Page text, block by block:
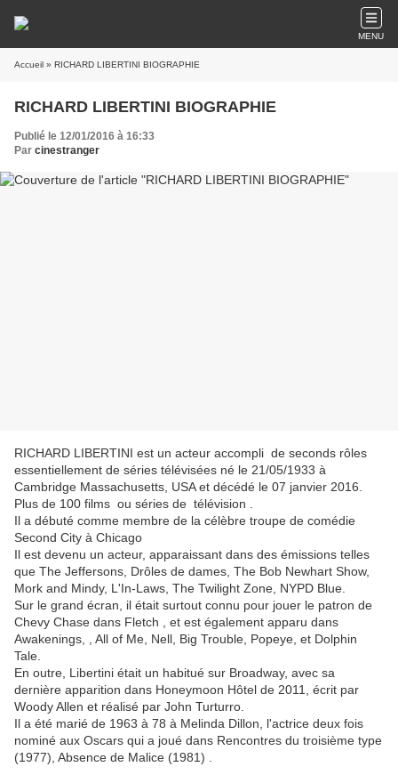
MENU
Accueil » RICHARD LIBERTINI BIOGRAPHIE
RICHARD LIBERTINI BIOGRAPHIE
Publié le 12/01/2016 à 16:33
Par cinestranger
RICHARD LIBERTINI est un acteur accompli de seconds rôles
essentiellement de séries télévisées né le 21/05/1933 à
Cambridge Massachusetts, USA et décédé le 07 janvier 2016.
Plus de 100 films ou séries de télévision .
Il a débuté comme membre de la célèbre troupe de comédie
Second City à Chicago
Il est devenu un acteur, apparaissant dans des émissions telles
que The Jeffersons, Drôles de dames, The Bob Newhart Show,
Mork and Mindy, L'In-Laws, The Twilight Zone, NYPD Blue.
Sur le grand écran, il était surtout connu pour jouer le patron de
Chevy Chase dans Fletch , et est également apparu dans
Awakenings, , All of Me, Nell, Big Trouble, Popeye, et Dolphin
Tale.
En outre, Libertini était un habitué sur Broadway, avec sa
dernière apparition dans Honeymoon Hôtel de 2011, écrit par
Woody Allen et réalisé par John Turturro.
Il a été marié de 1963 à 78 à Melinda Dillon, l'actrice deux fois
nominé aux Oscars qui a joué dans Rencontres du troisième type
(1977), Absence de Malice (1981) .